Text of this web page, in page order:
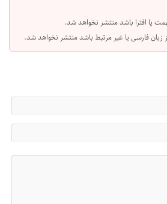
یا افترا باشد منتشر نخواهد شد.
زبان فارسی یا غیر مرتبط باشد منتشر نخواهد شد.